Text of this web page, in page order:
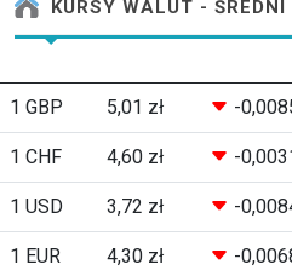
KURSY WALUT - ŚREDNI
1 GBP 5,01 zł -
1 CHF 4,60 zł -
1 USD 3,72 zł -
1 EUR 4,30 zł -